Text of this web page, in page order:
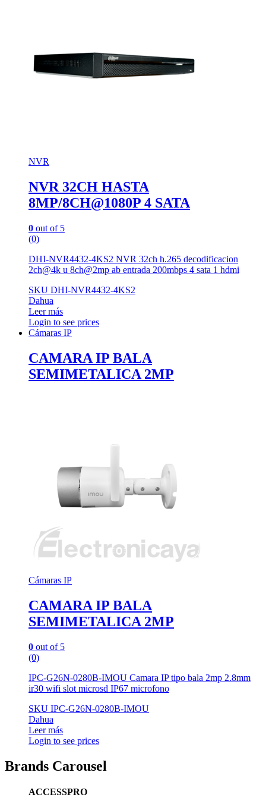
NVR
NVR 32CH HASTA
8MP/8CH@1080P 4 SATA
0 out of 5
(0)
DHI-NVR4432-4KS2 NVR 32ch h.265 decodificacion
2ch@4k u 8ch@2mp ab entrada 200mbps 4 sata 1 hdmi
SKU DHI-NVR4432-4KS2
Dahua
Leer más
Login to see prices
Cámaras IP
CAMARA IP BALA
SEMIMETALICA 2MP
Cámaras IP
CAMARA IP BALA
SEMIMETALICA 2MP
0 out of 5
(0)
IPC-G26N-0280B-IMOU Camara IP tipo bala 2mp 2.8mm
ir30 wifi slot microsd IP67 microfono
SKU IPC-G26N-0280B-IMOU
Dahua
Leer más
Login to see prices
Brands Carousel
ACCESSPRO